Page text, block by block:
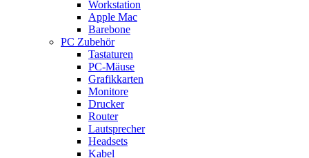
Workstation
Apple Mac
Barebone
PC Zubehör
Tastaturen
PC-Mäuse
Grafikkarten
Monitore
Drucker
Router
Lautsprecher
Headsets
Kabel